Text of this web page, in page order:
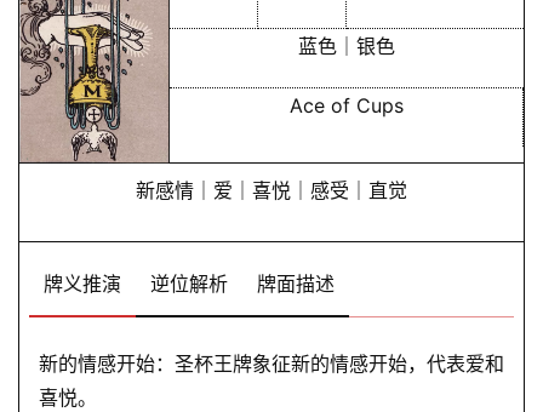
蓝色｜银色
Ace of Cups
新感情｜爱｜喜悦｜感受｜直觉
牌义推演 逆位解析 牌面描述
新的情感开始：圣杯王牌象征新的情感开始，代表爱和
喜悦。